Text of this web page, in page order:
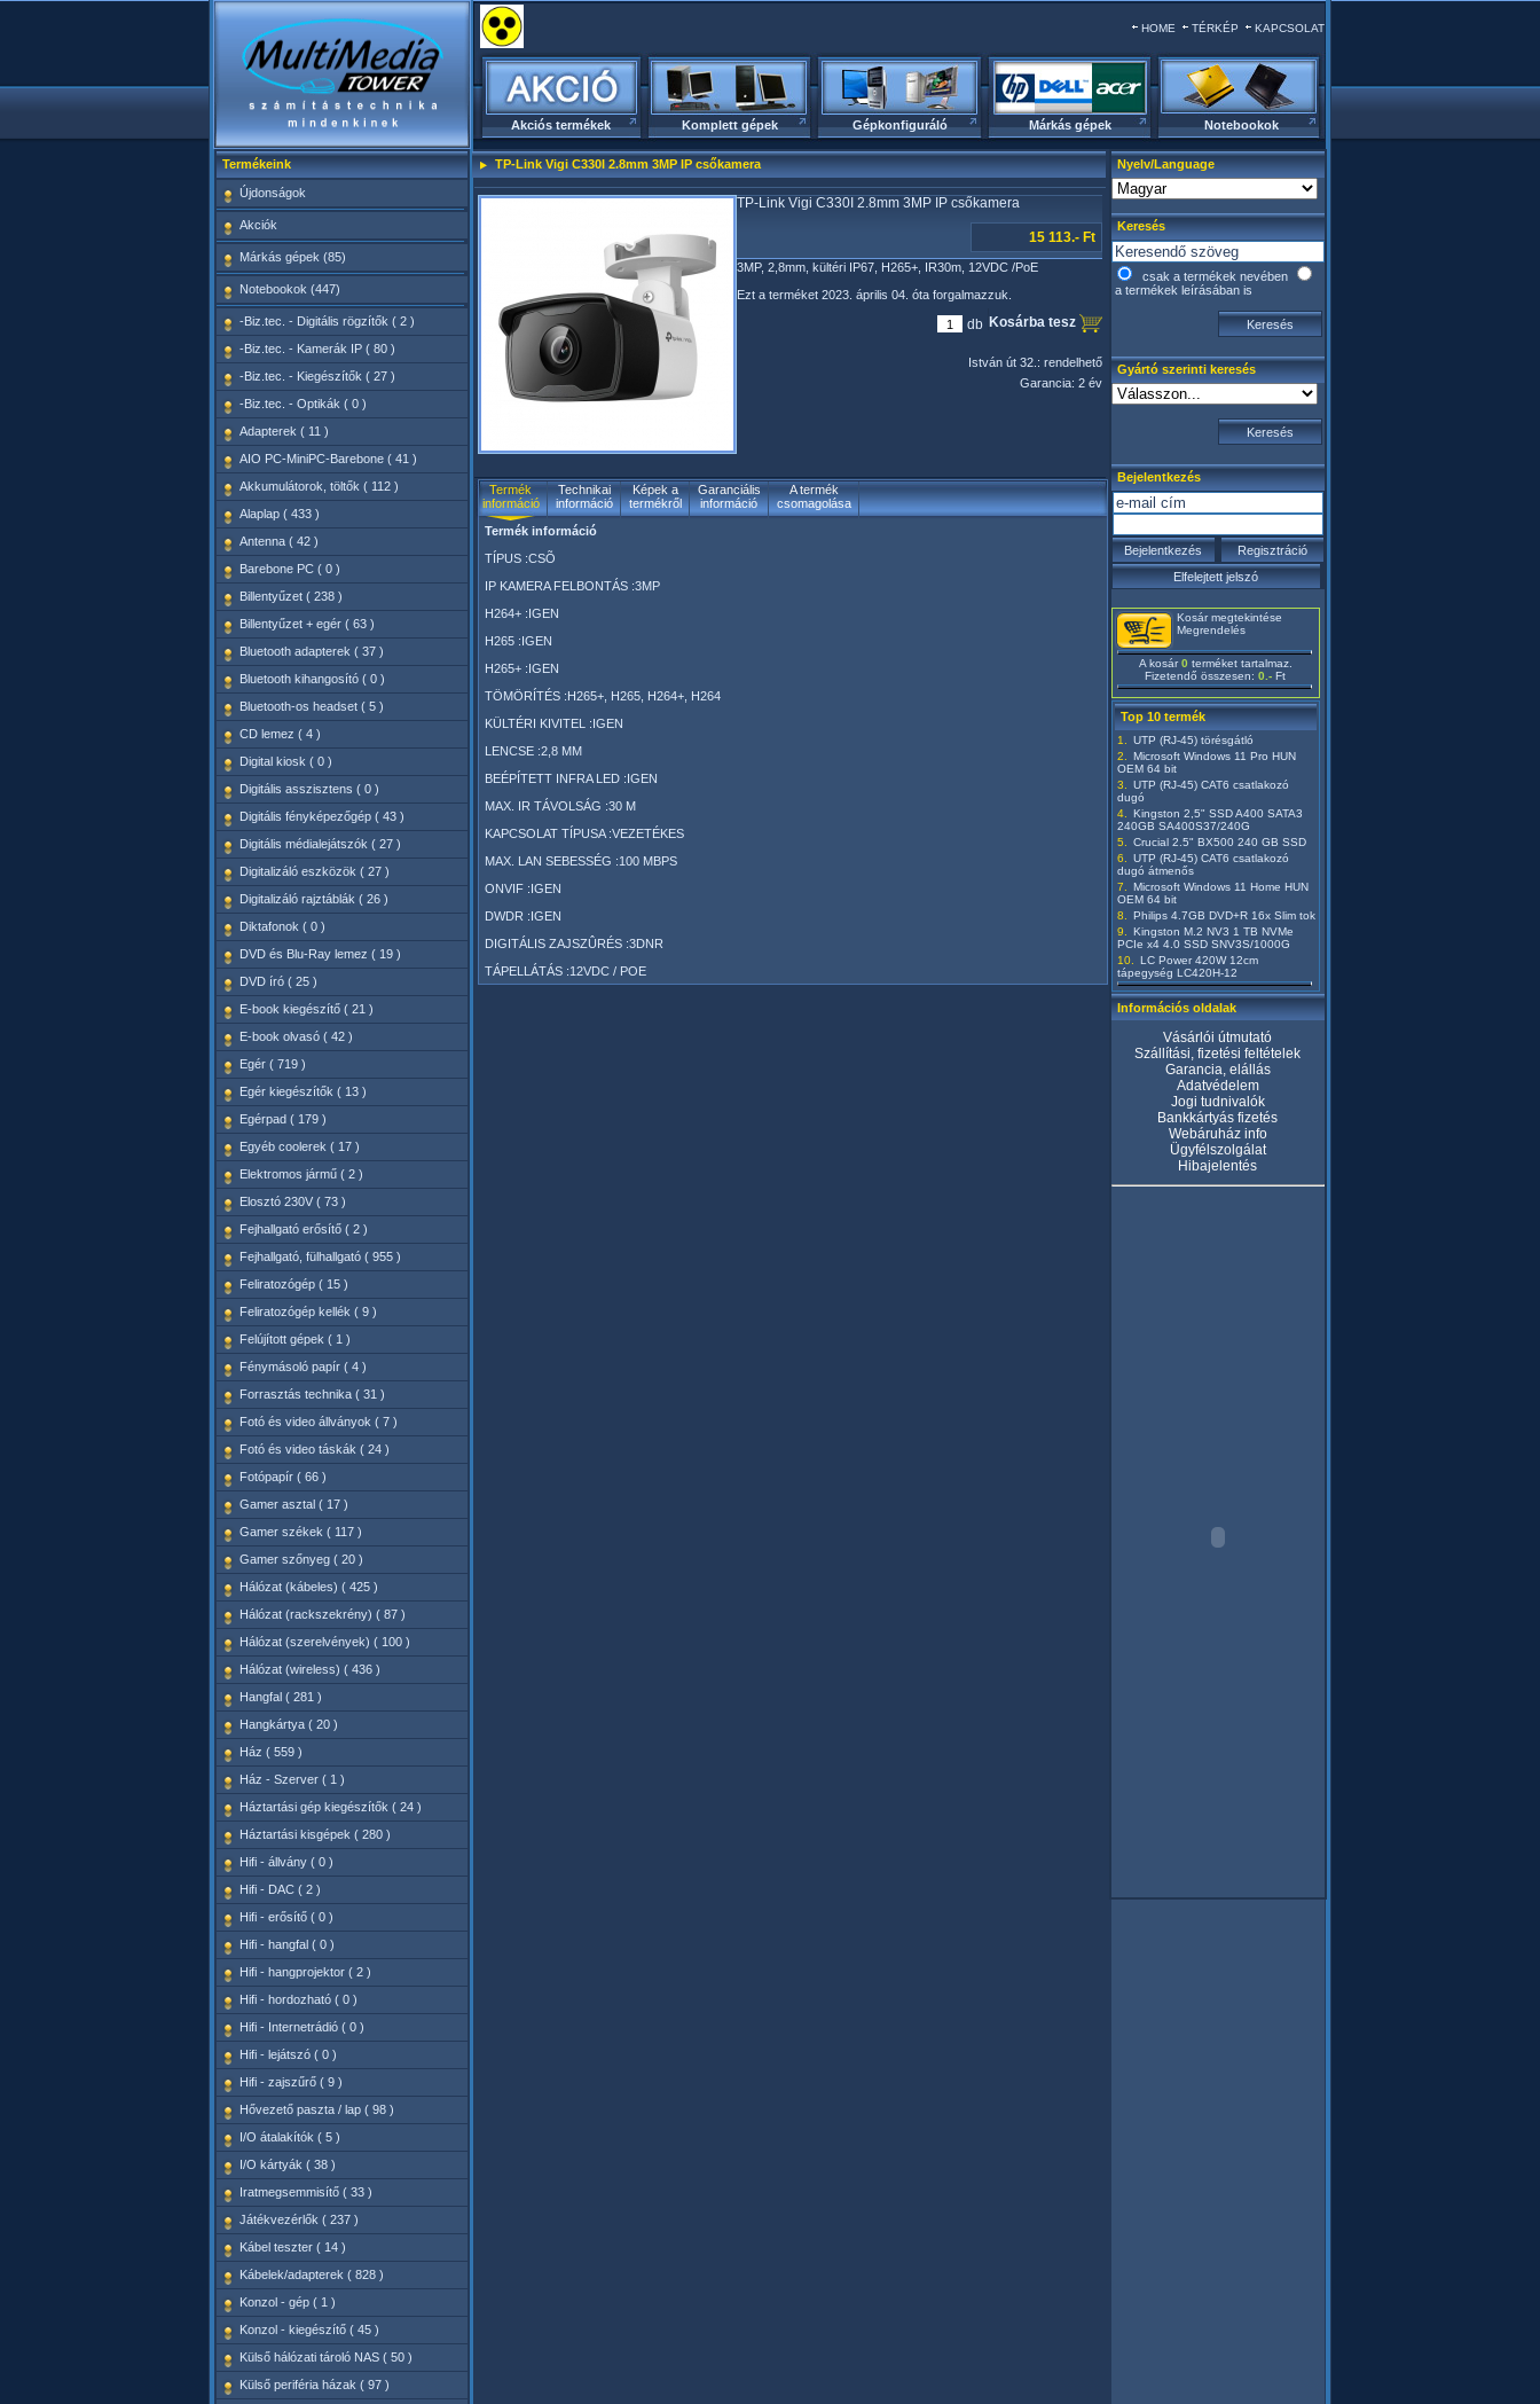
HOME TÉRKÉP KAPCSOLAT
Akciós termékek Komplett gépek Gépkonfiguráló Márkás gépek Notebookok
Termékeink
Újdonságok
Akciók
Márkás gépek (85)
Notebookok (447)
-Biz.tec. - Digitális rögzítők ( 2 )
-Biz.tec. - Kamerák IP ( 80 )
-Biz.tec. - Kiegészítők ( 27 )
-Biz.tec. - Optikák ( 0 )
Adapterek ( 11 )
AIO PC-MiniPC-Barebone ( 41 )
Akkumulátorok, töltők ( 112 )
Alaplap ( 433 )
Antenna ( 42 )
Barebone PC ( 0 )
Billentyűzet ( 238 )
Billentyűzet + egér ( 63 )
Bluetooth adapterek ( 37 )
Bluetooth kihangosító ( 0 )
Bluetooth-os headset ( 5 )
CD lemez ( 4 )
Digital kiosk ( 0 )
Digitális asszisztens ( 0 )
Digitális fényképezőgép ( 43 )
Digitális médialejátszók ( 27 )
Digitalizáló eszközök ( 27 )
Digitalizáló rajztáblák ( 26 )
Diktafonok ( 0 )
DVD és Blu-Ray lemez ( 19 )
DVD író ( 25 )
E-book kiegészítő ( 21 )
E-book olvasó ( 42 )
Egér ( 719 )
Egér kiegészítők ( 13 )
Egérpad ( 179 )
Egyéb coolerek ( 17 )
Elektromos jármű ( 2 )
Elosztó 230V ( 73 )
Fejhallgató erősítő ( 2 )
Fejhallgató, fülhallgató ( 955 )
Feliratozógép ( 15 )
Feliratozógép kellék ( 9 )
Felújított gépek ( 1 )
Fénymásoló papír ( 4 )
Forrasztás technika ( 31 )
Fotó és video állványok ( 7 )
Fotó és video táskák ( 24 )
Fotópapír ( 66 )
Gamer asztal ( 17 )
Gamer székek ( 117 )
Gamer szőnyeg ( 20 )
Hálózat (kábeles) ( 425 )
Hálózat (rackszekrény) ( 87 )
Hálózat (szerelvények) ( 100 )
Hálózat (wireless) ( 436 )
Hangfal ( 281 )
Hangkártya ( 20 )
Ház ( 559 )
Ház - Szerver ( 1 )
Háztartási gép kiegészítők ( 24 )
Háztartási kisgépek ( 280 )
Hifi - állvány ( 0 )
Hifi - DAC ( 2 )
Hifi - erősítő ( 0 )
Hifi - hangfal ( 0 )
Hifi - hangprojektor ( 2 )
Hifi - hordozható ( 0 )
Hifi - Internetrádió ( 0 )
Hifi - lejátszó ( 0 )
Hifi - zajszűrő ( 9 )
Hővezető paszta / lap ( 98 )
I/O átalakítók ( 5 )
I/O kártyák ( 38 )
Iratmegsemmisítő ( 33 )
Játékvezérlők ( 237 )
Kábel teszter ( 14 )
Kábelek/adapterek ( 828 )
Konzol - gép ( 1 )
Konzol - kiegészítő ( 45 )
Külső hálózati tároló NAS ( 50 )
Külső periféria házak ( 97 )
TP-Link Vigi C330I 2.8mm 3MP IP csőkamera
TP-Link Vigi C330I 2.8mm 3MP IP csőkamera
15 113.- Ft
3MP, 2,8mm, kültéri IP67, H265+, IR30m, 12VDC /PoE
Ezt a terméket 2023. április 04. óta forgalmazzuk.
db Kosárba tesz
István út 32.: rendelhető
Garancia: 2 év
Termék
információ
Technikai
információ
Képek a
termékről
Garanciális
információ
A termék
csomagolása
Termék információ
TÍPUS :CSÕ
IP KAMERA FELBONTÁS :3MP
H264+ :IGEN
H265 :IGEN
H265+ :IGEN
TÖMÖRÍTÉS :H265+, H265, H264+, H264
KÜLTÉRI KIVITEL :IGEN
LENCSE :2,8 MM
BEÉPÍTETT INFRA LED :IGEN
MAX. IR TÁVOLSÁG :30 M
KAPCSOLAT TÍPUSA :VEZETÉKES
MAX. LAN SEBESSÉG :100 MBPS
ONVIF :IGEN
DWDR :IGEN
DIGITÁLIS ZAJSZÛRÉS :3DNR
TÁPELLÁTÁS :12VDC / POE
Nyelv/Language
Keresés
csak a termékek nevében
a termékek leírásában is
Gyártó szerinti keresés
Bejelentkezés
Kosár megtekintése
Megrendelés
A kosár0 terméket tartalmaz.
Fizetendő összesen: 0.- Ft
Top 10 termék
UTP (RJ-45) törésgátló
Microsoft Windows 11 Pro HUN
OEM 64 bit
UTP (RJ-45) CAT6 csatlakozó
dugó
Kingston 2,5" SSD A400 SATA3
240GB SA400S37/240G
Crucial 2.5" BX500 240 GB SSD
UTP (RJ-45) CAT6 csatlakozó
dugó átmenős
Microsoft Windows 11 Home HUN
OEM 64 bit
Philips 4.7GB DVD+R 16x Slim tok
Kingston M.2 NV3 1 TB NVMe
PCIe x4 4.0 SSD SNV3S/1000G
LC Power 420W 12cm
tápegység LC420H-12
Információs oldalak
Vásárlói útmutató
Szállítási, fizetési feltételek
Garancia, elállás
Adatvédelem
Jogi tudnivalók
Bankkártyás fizetés
Webáruház info
Ügyfélszolgálat
Hibajelentés